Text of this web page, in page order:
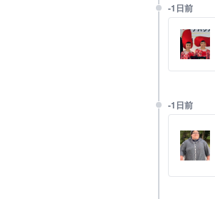
-1日前
-1日前